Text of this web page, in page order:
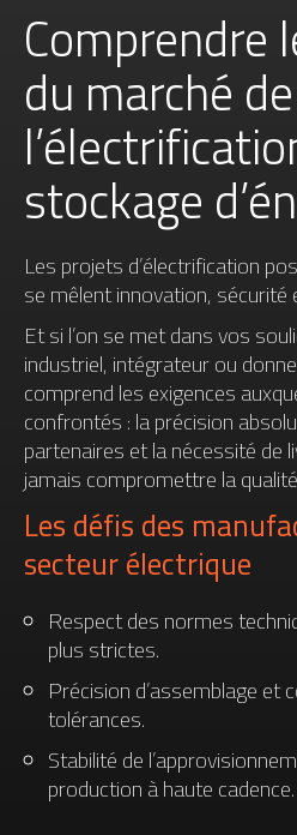
Comprendre
du marché de
stockage
Les projets d’électrification
se mêlent innovation,
Et si l’on se met dans vos
industriel, intégrateur ou
comprend les exigences
confrontés : la précision
partenaires et la nécessité de
jamais compromettre la
Les défis des
secteur électrique
Respect des normes
plus strictes.
Précision d’assemblage et
tolérances.
Stabilité de
production à haute cadence.